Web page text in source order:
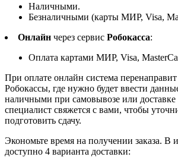
Наличными.
Безналичными (карты МИР, Visa,
Онлайн через сервис Робокасса:
Оплата картами МИР, Visa,
При оплате онлайн система
Робокассы, где нужно будет ввести
наличными при самовывозе или доставке
специалист свяжется с вами, чтобы
подготовить сдачу.
Экономьте время на получении заказа. В
доступно 4 варианта доставки: